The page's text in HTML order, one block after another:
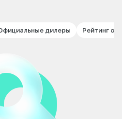
дилеры Рейтинг